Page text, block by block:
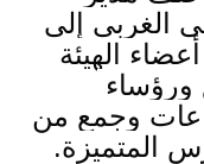
الغربي إلى
الهيئة
ورؤساء
وجمعٍ من
المتميزة.